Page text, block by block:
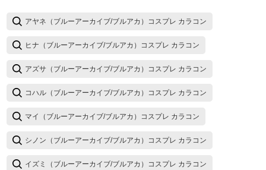
アヤネ（ブルーアーカイブ/ブルアカ）コスプレ カラコン
ヒナ（ブルーアーカイブ/ブルアカ）コスプレ カラコン
アズサ（ブルーアーカイブ/ブルアカ）コスプレ カラコン
コハル（ブルーアーカイブ/ブルアカ）コスプレ カラコン
マイ（ブルーアーカイブ/ブルアカ）コスプレ カラコン
シノン（ブルーアーカイブ/ブルアカ）コスプレ カラコン
イズミ（ブルーアーカイブ/ブルアカ）コスプレ カラコン